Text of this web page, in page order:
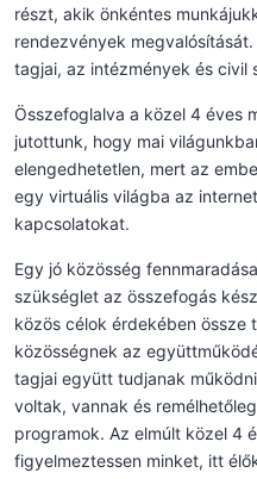
részt, akik önkéntes
rendezvények
tagjai, az intézmények és civil
Összefoglalva a közel 4 éves
jutottunk, hogy mai
elengedhetetlen, mert az
egy virtuális világba az
kapcsolatokat.
Egy jó közösség
szükséglet az összefogás
közös célok érdekében össze
közösségnek az
tagjai együtt tudjanak
voltak, vannak és
programok. Az elmúlt közel 4
figyelmeztessen minket, itt